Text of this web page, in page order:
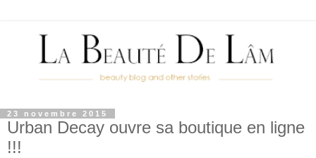
23 novembre 2015
Urban Decay ouvre sa boutique en ligne
!!!